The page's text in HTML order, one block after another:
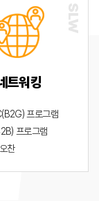
트워킹
프로그램
프로그램
찬